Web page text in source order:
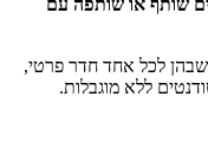
שותף או שותפה עם
לכל אחד חדר פרטי,
ללא מוגבלות.